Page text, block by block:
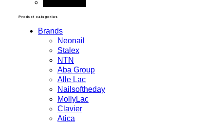
Product categories
Brands
Neonail
Stalex
NTN
Aba Group
Alle Lac
Nailsoftheday
MollyLac
Clavier
Atica